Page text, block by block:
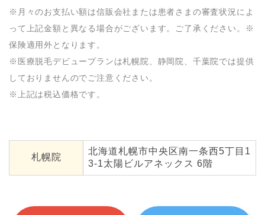
※月々のお支払い額は信販会社または患者さまの審査状況によ
って上記金額と異なる場合がございます。ご了承ください。※
保険適用外となります。
※医療脱毛デビュープランは札幌院、静岡院、千葉院では提供
しておりませんのでご注意ください。
※上記は税込価格です。
札幌院
北海道札幌市中央区南一条西5丁目1
3-1太陽ビルアネックス 6階